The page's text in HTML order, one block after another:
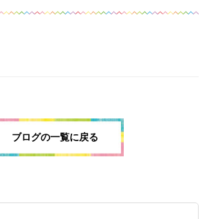
ブログの一覧に戻る